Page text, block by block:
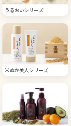
うるおいシリーズ
米ぬか美人シリーズ